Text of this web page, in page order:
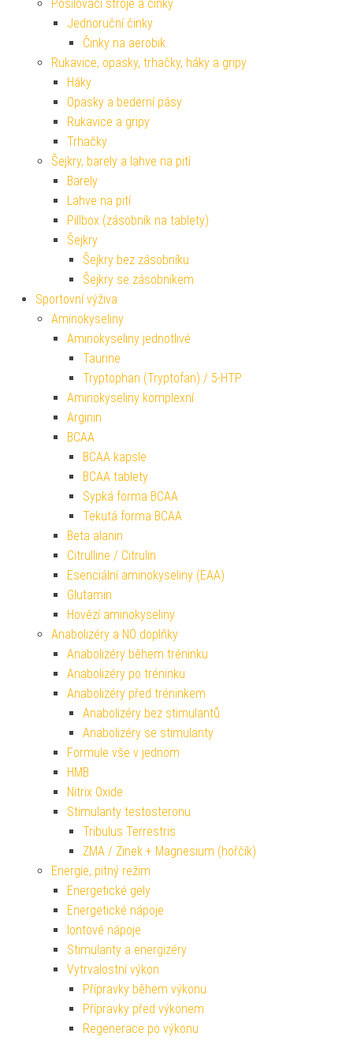
Posilovací stroje a činky
Jednoruční činky
Činky na aerobik
Rukavice, opasky, trhačky, háky a gripy
Háky
Opasky a bederní pásy
Rukavice a gripy
Trhačky
Šejkry, barely a lahve na pití
Barely
Lahve na pití
Pillbox (zásobník na tablety)
Šejkry
Šejkry bez zásobníku
Šejkry se zásobníkem
Sportovní výživa
Aminokyseliny
Aminokyseliny jednotlivé
Taurine
Tryptophan (Tryptofan) / 5-HTP
Aminokyseliny komplexní
Arginin
BCAA
BCAA kapsle
BCAA tablety
Sypká forma BCAA
Tekutá forma BCAA
Beta alanin
Citrulline / Citrulin
Esenciální aminokyseliny (EAA)
Glutamin
Hovězí aminokyseliny
Anabolizéry a NO doplňky
Anabolizéry během tréninku
Anabolizéry po tréninku
Anabolizéry před tréninkem
Anabolizéry bez stimulantů
Anabolizéry se stimulanty
Formule vše v jednom
HMB
Nitrix Oxide
Stimulanty testosteronu
Tribulus Terrestris
ZMA / Zinek + Magnesium (hořčík)
Energie, pitný režim
Energetické gely
Energetické nápoje
Iontové nápoje
Stimulanty a energizéry
Vytrvalostní výkon
Přípravky během výkonu
Přípravky před výkonem
Regenerace po výkonu